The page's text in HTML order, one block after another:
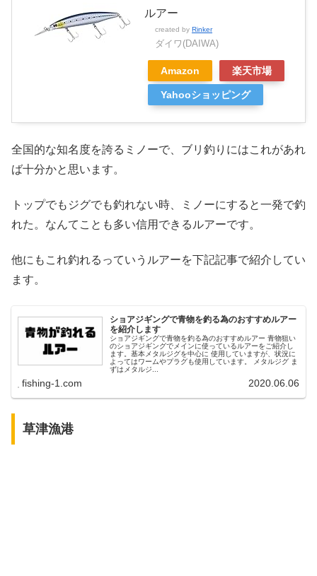
ルアー
created by Rinker
ダイワ(DAIWA)
Amazon 楽天市場
Yahooショッピング
全国的な知名度を誇るミノーで、ブリ釣りにはこれがあれ
ば十分かと思います。
トップでもジグでも釣れない時、ミノーにすると一発で釣
れた。なんてことも多い信用できるルアーです。
他にもこれ釣れるっていうルアーを下記記事で紹介してい
ます。
ショアジギングで青物を釣る為のおすすめルアー
を紹介します
ショアジギングで青物を釣る為のおすすめルアー 青物狙い
のショアジギングでメインに使っているルアーをご紹介し
ます。基本メタルジグを中心に 使用していますが、状況に
よってはワームやプラグも使用しています。 メタルジグ ま
ずはメタルジ...
fishing-1.com 2020.06.06
草津漁港